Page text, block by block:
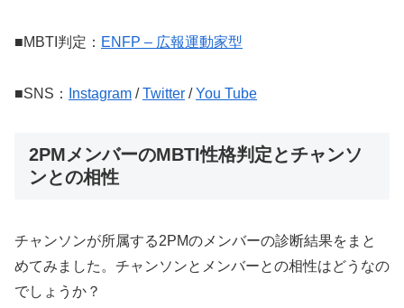
■MBTI判定： ENFP – 広報運動家型
■SNS： Instagram /Twitter /You Tube
2PMメンバーのMBTI性格判定とチャンソ
ンとの相性
チャンソンが所属する2PMのメンバーの診断結果をまと
めてみました。チャンソンとメンバーとの相性はどうなの
でしょうか？